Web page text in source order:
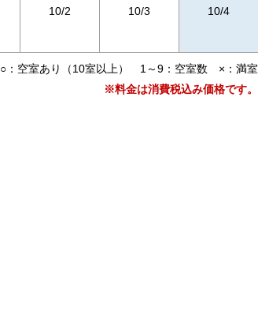
10/2 10/3 10/4
○：空室あり（10室以上） 1～9：空室数 ×：満室
※料金は消費税込み価格です。